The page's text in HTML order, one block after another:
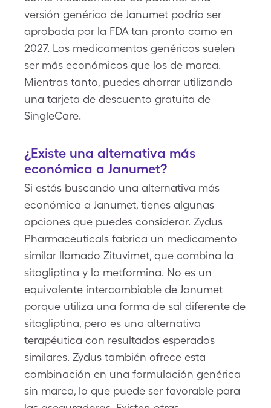
versión genérica de Janumet podría ser
aprobada por la FDA tan pronto como en
2027. Los medicamentos genéricos suelen
ser más económicos que los de marca.
Mientras tanto, puedes ahorrar utilizando
una tarjeta de descuento gratuita de
SingleCare.
¿Existe una alternativa más
económica a Janumet?
Si estás buscando una alternativa más
económica a Janumet, tienes algunas
opciones que puedes considerar. Zydus
Pharmaceuticals fabrica un medicamento
similar llamado Zituvimet, que combina la
sitagliptina y la metformina. No es un
equivalente intercambiable de Janumet
porque utiliza una forma de sal diferente de
sitagliptina, pero es una alternativa
terapéutica con resultados esperados
similares. Zydus también ofrece esta
combinación en una formulación genérica
sin marca, lo que puede ser favorable para